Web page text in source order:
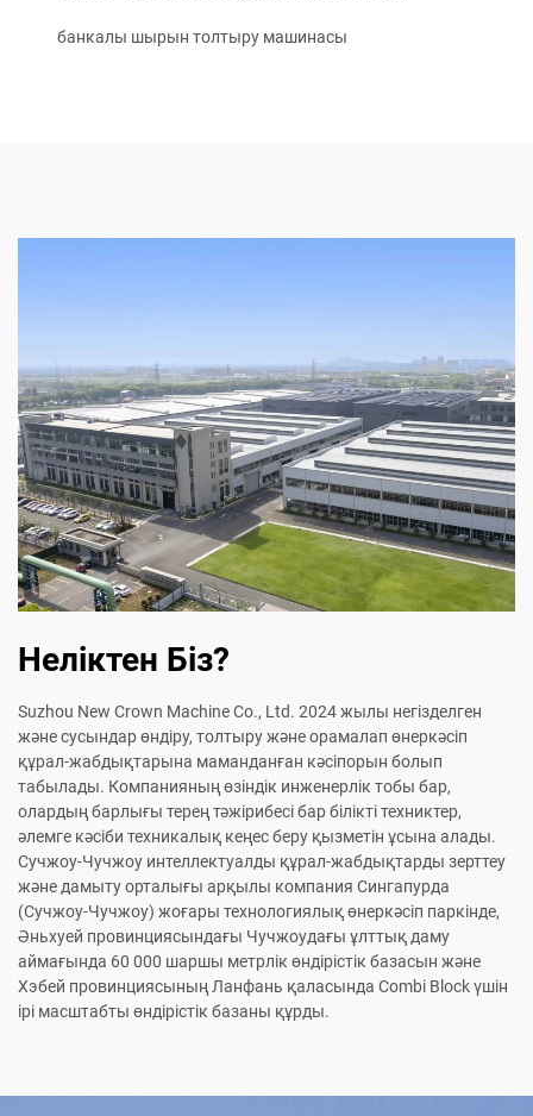
банкалы шырын толтыру машинасы
Неліктен Біз?
Suzhou New Crown Machine Co., Ltd. 2024 жылы негізделген
және сусындар өндіру, толтыру және орамалап өнеркәсіп
құрал-жабдықтарына маманданған кәсіпорын болып
табылады. Компанияның өзіндік инженерлік тобы бар,
олардың барлығы терең тәжірибесі бар білікті техниктер,
әлемге кәсіби техникалық кеңес беру қызметін ұсына алады.
Сучжоу-Чучжоу интеллектуалды құрал-жабдықтарды зерттеу
және дамыту орталығы арқылы компания Сингапурда
(Сучжоу-Чучжоу) жоғары технологиялық өнеркәсіп паркінде,
Әньхуей провинциясындағы Чучжоудағы ұлттық даму
аймағында 60 000 шаршы метрлік өндірістік базасын және
Хэбей провинциясының Ланфань қаласында Combi Block үшін
ірі масштабты өндірістік базаны құрды.